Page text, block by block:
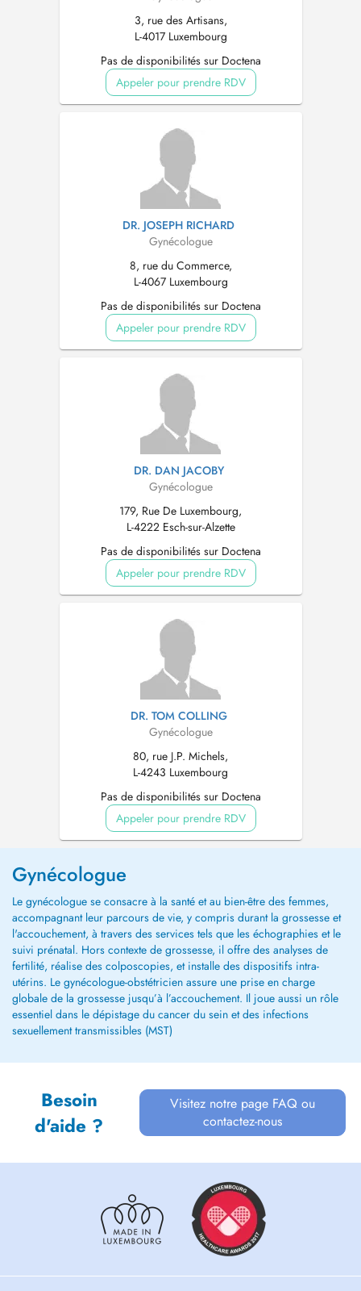
3, rue des Artisans,
L-4017 Luxembourg
Pas de disponibilités sur Doctena
Appeler pour prendre RDV
DR. JOSEPH RICHARD
Gynécologue
8, rue du Commerce,
L-4067 Luxembourg
Pas de disponibilités sur Doctena
Appeler pour prendre RDV
DR. DAN JACOBY
Gynécologue
179, Rue De Luxembourg,
L-4222 Esch-sur-Alzette
Pas de disponibilités sur Doctena
Appeler pour prendre RDV
DR. TOM COLLING
Gynécologue
80, rue J.P. Michels,
L-4243 Luxembourg
Pas de disponibilités sur Doctena
Appeler pour prendre RDV
Gynécologue
Le gynécologue se consacre à la santé et au bien-être des femmes,
accompagnant leur parcours de vie, y compris durant la grossesse et
l'accouchement, à travers des services tels que les échographies et le
suivi prénatal. Hors contexte de grossesse, il offre des analyses de
fertilité, réalise des colposcopies, et installe des dispositifs intra-
utérins. Le gynécologue-obstétricien assure une prise en charge
globale de la grossesse jusqu’à l’accouchement. Il joue aussi un rôle
essentiel dans le dépistage du cancer du sein et des infections
sexuellement transmissibles (MST)
Besoin
d'aide ?
Visitez notre page FAQ ou
contactez-nous